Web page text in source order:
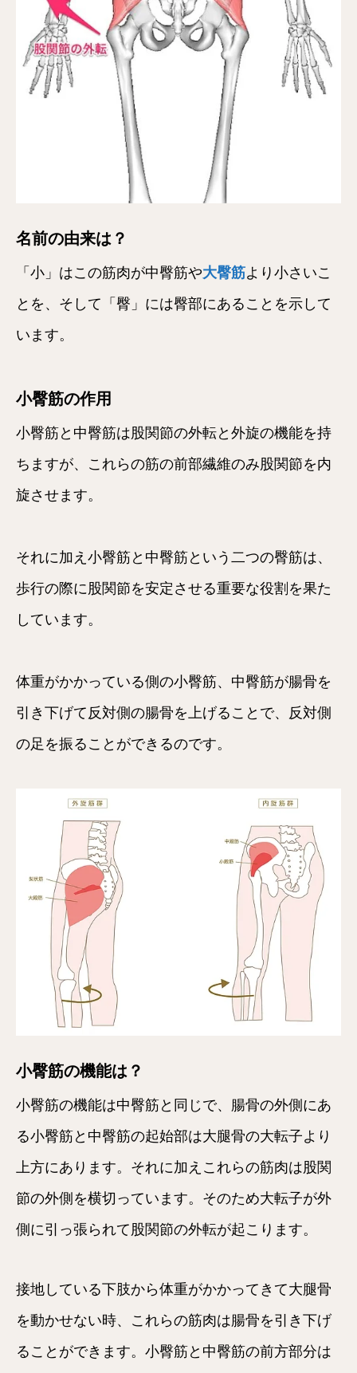
名前の由来は？
「小」はこの筋肉が中臀筋や大臀筋より小さいこ
とを、そして「臀」には臀部にあることを示して
います。
小臀筋の作用
小臀筋と中臀筋は股関節の外転と外旋の機能を持
ちますが、これらの筋の前部繊維のみ股関節を内
旋させます。
それに加え小臀筋と中臀筋という二つの臀筋は、
歩行の際に股関節を安定させる重要な役割を果た
しています。
体重がかかっている側の小臀筋、中臀筋が腸骨を
引き下げて反対側の腸骨を上げることで、反対側
の足を振ることができるのです。
小臀筋の機能は？
小臀筋の機能は中臀筋と同じで、腸骨の外側にあ
る小臀筋と中臀筋の起始部は大腿骨の大転子より
上方にあります。それに加えこれらの筋肉は股関
節の外側を横切っています。そのため大転子が外
側に引っ張られて股関節の外転が起こります。
接地している下肢から体重がかかってきて大腿骨
を動かせない時、これらの筋肉は腸骨を引き下げ
ることができます。小臀筋と中臀筋の前方部分は